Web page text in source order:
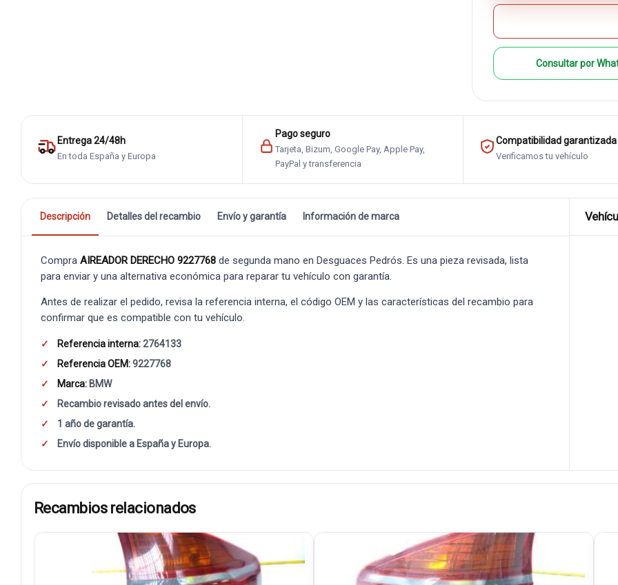
Consultar por
Entrega 24/48h
En toda España y Europa
Pago seguro
Tarjeta, Bizum, Google Pay, Apple Pay,
PayPal y transferencia
Compatibilidad garantizada
Verificamos tu vehículo
Descripción Detalles del recambio Envío y garantía Información de marca
Compra AIREADOR DERECHO 9227768 de segunda mano en Desguaces Pedrós. Es una pieza revisada, lista
para enviar y una alternativa económica para reparar tu vehículo con garantía.
Antes de realizar el pedido, revisa la referencia interna, el código OEM y las características del recambio para
confirmar que es compatible con tu vehículo.
Referencia interna:2764133
Referencia OEM:9227768
Marca: BMW
Recambio revisado antes del envío.
1 año de garantía.
Envío disponible a España y Europa.
Recambios relacionados